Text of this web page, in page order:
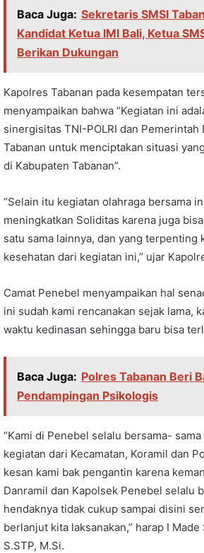
Baca Juga: Sekretaris SMSI
Kandidat Ketua IMI Bali, Ketua
Berikan Dukungan
Kapolres Tabanan pada kesempatan
menyampaikan bahwa “Kegiatan ini
sinergisitas TNI-POLRI dan Pemerintah
Tabanan untuk menciptakan situasi
di Kabupaten Tabanan”.
“Selain itu kegiatan olahraga bersama
meningkatkan Soliditas karena juga
satu sama lainnya, dan yang terpenting
kesehatan dari kegiatan ini,” ujar
Camat Penebel menyampaikan hal
ini sudah kami rencanakan sejak lama,
waktu kedinasan sehingga baru bisa
Baca Juga: Polres Tabanan Beri
Pendampingan Psikologis
“Kami di Penebel selalu bersama-
kegiatan dari Kecamatan, Koramil dan
kesan kami bak pengantin karena
Danramil dan Kapolsek Penebel selalu
hendaknya tidak cukup sampai disini
berlanjut kita laksanakan,” harap I Made
S.STP, M.Si.